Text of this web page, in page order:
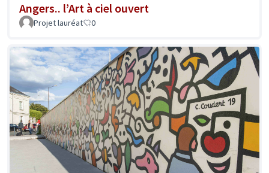
Angers.. l’Art à ciel ouvert
Projet lauréat 0